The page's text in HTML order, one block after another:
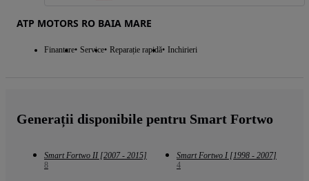
ATP MOTORS RO BAIA MARE
Finantare Service Reparație rapidă Inchirieri
Generații disponibile pentru Smart Fortwo
Smart Fortwo II [2007 - 2015]
8
Smart Fortwo I [1998 - 2007]
4